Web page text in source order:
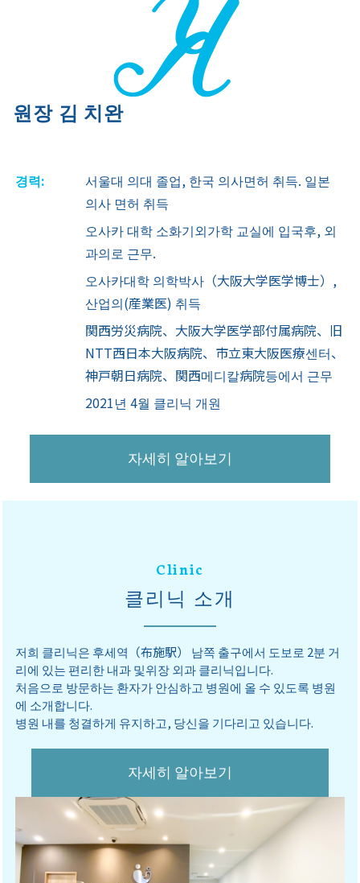
원장 김 치완
경력:
서울대 의대 졸업, 한국 의사면허 취득. 일본
의사 면허 취득
오사카 대학 소화기외가학 교실에 입국후, 외
과의로 근무.
오사카대학 의학박사（大阪大学医学博士）,
산업의(産業医) 취득
関西労災病院、大阪大学医学部付属病院、旧
NTT西日本大阪病院、市立東大阪医療센터、
神戸朝日病院、関西메디칼病院등에서 근무
2021년 4월 클리닉 개원
자세히 알아보기
Clinic
클리닉 소개
저희 클리닉은 후세역（布施駅） 남쪽 출구에서 도보로 2분 거
리에 있는 편리한 내과 및위장 외과 클리닉입니다.
처음으로 방문하는 환자가 안심하고 병원에 올 수 있도록 병원
에 소개합니다.
병원 내를 청결하게 유지하고, 당신을 기다리고 있습니다.
자세히 알아보기